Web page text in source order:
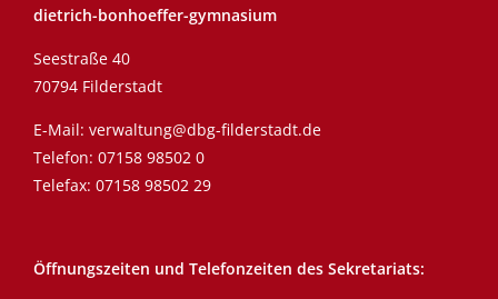
dietrich-bonhoeffer-gymnasium
Seestraße 40
70794 Filderstadt
E-Mail: verwaltung@dbg-filderstadt.de
Telefon: 07158 98502 0
Telefax: 07158 98502 29
Öffnungszeiten und Telefonzeiten des Sekretariats: